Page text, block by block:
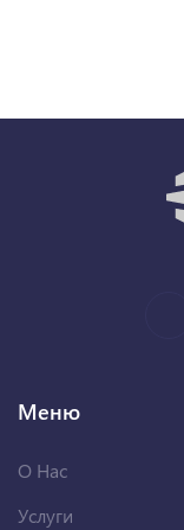
Меню
О Нас
Услуги